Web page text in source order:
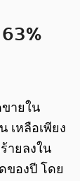
ขายใน
เหลือเพียง
ายลงใน
ของปี โดย